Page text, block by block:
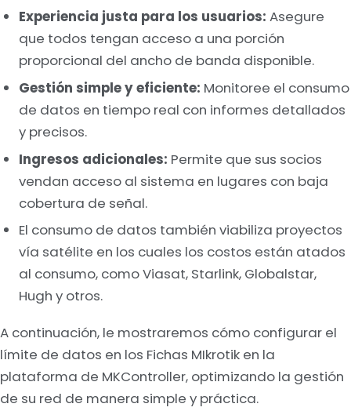
Experiencia justa para los usuarios: Asegure
que todos tengan acceso a una porción
proporcional del ancho de banda disponible.
Gestión simple y eficiente: Monitoree el consumo
de datos en tiempo real con informes detallados
y precisos.
Ingresos adicionales: Permite que sus socios
vendan acceso al sistema en lugares con baja
cobertura de señal.
El consumo de datos también viabiliza proyectos
vía satélite en los cuales los costos están atados
al consumo, como Viasat, Starlink, Globalstar,
Hugh y otros.
A continuación, le mostraremos cómo configurar el
límite de datos en los Fichas MIkrotik en la
plataforma de MKController, optimizando la gestión
de su red de manera simple y práctica.